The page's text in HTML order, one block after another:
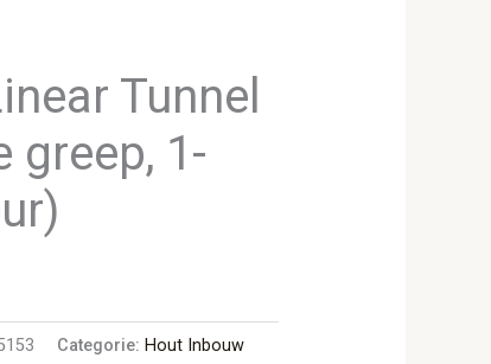
Tunnel
greep, 1-
Categorie: Hout Inbouw